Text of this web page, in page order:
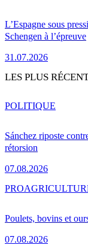
L’Espagne sous
Schengen à l’épreuve
31.07.2026
LES PLUS
Sánchez riposte
rétorsion
07.08.2026
POLITIQUE
Poulets, bovins et
07.08.2026
PRO